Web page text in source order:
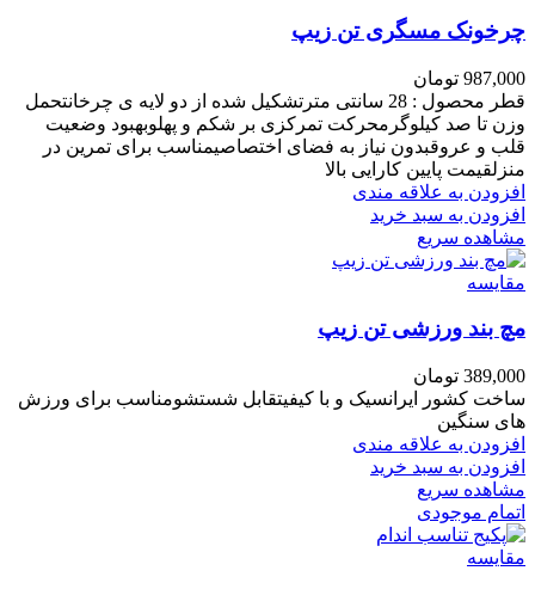
چرخونک مسگری تن زیپ
987,000 تومان
قطر محصول : 28 سانتی مترتشکیل شده از دو لایه ی چرخانتحمل
وزن تا صد کیلوگرمحرکت تمرکزی بر شکم و پهلوبهبود وضعیت
قلب و عروقبدون نیاز به فضای اختصاصیمناسب برای تمرین در
منزلقیمت پایین کارایی بالا
افزودن به علاقه مندی
افزودن به سبد خرید
مشاهده سریع
مقایسه
مچ بند ورزشی تن زیپ
389,000 تومان
ساخت کشور ایرانسیک و با کیفیتقابل شستشومناسب برای ورزش
های سنگین
افزودن به علاقه مندی
افزودن به سبد خرید
مشاهده سریع
اتمام موجودی
مقایسه